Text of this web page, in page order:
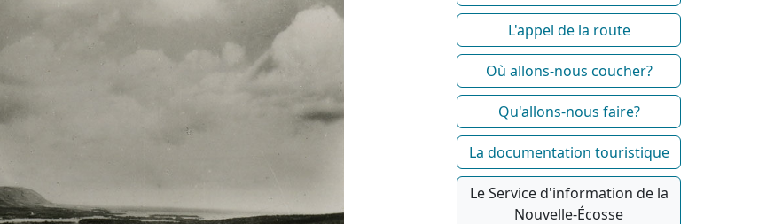
L'appel de la route
Où allons-nous coucher?
Qu'allons-nous faire?
La documentation touristique
Le Service d'information de la
Nouvelle-Écosse